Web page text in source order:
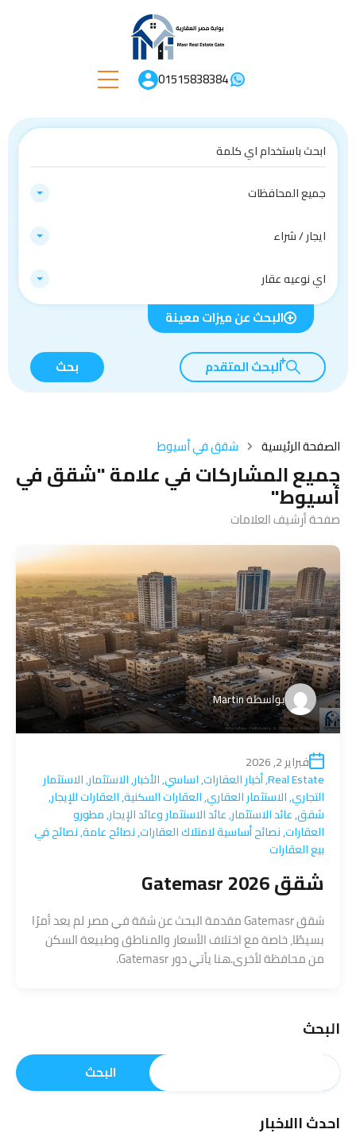
01515838384
جميع المحافظات
ايجار / شراء
اي نوعيه عقار
البحث عن ميزات معينة
البحث المتقدم بحث
الصفحة الرئيسية شقق في أسيوط
جميع المشاركات في علامة "شقق في
أسيوط"
صفحة أرشيف العلامات
بواسطةMartin
فبراير 2, 2026
Real Estate
,أخبار العقارات,اساسي,الأخبار,الاستثمار,الاستثمار
التجاري,الاستثمار العقاري,العقارات السكنية,العقارات للإيجار,
شقق,عائد الاستثمار,عائد الاستثمار وعائد الإيجار,مطورو
العقارات,نصائح أساسية لامتلاك العقارات,نصائح عامة,نصائح في
بيع العقارات
شقق Gatemasr 2026
شقق Gatemasr مقدمة البحث عن شقة في مصر لم يعد أمرًا
بسيطًا، خاصة مع اختلاف الأسعار والمناطق وطبيعة السكن
من محافظة لأخرى.هنا يأتي دور Gatemasr.
البحث
البحث
احدث االاخبار